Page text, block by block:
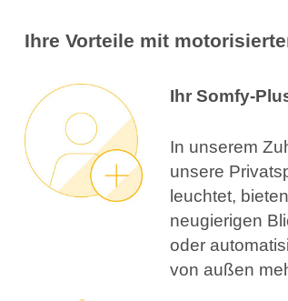
Ihre Vorteile mit
Ihr Somfy-
In unserem
unsere
leuchtet,
neugierigen
oder
von außen